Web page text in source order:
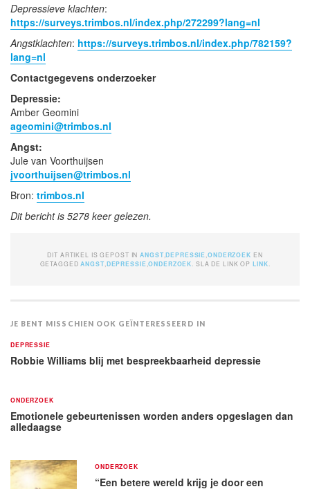
Depressieve klachten:
https://surveys.trimbos.nl/index.php/272299?lang=nl
Angstklachten: https://surveys.trimbos.nl/index.php/782159?
lang=nl
Contactgegevens onderzoeker
Depressie:
Amber Geomini
ageomini@trimbos.nl
Angst:
Jule van Voorthuijsen
jvoorthuijsen@trimbos.nl
Bron: trimbos.nl
Dit bericht is 5278 keer gelezen.
DIT ARTIKEL IS GEPOST INANGST ,DEPRESSIE ,ONDERZOEK EN
GETAGGEDANGST DEPRESSIE ,ONDERZOEK . SLA DE LINK OPLINK
JE BENT MISSCHIEN OOK GEÏNTERESSEERD IN
DEPRESSIE
Robbie Williams blij met bespreekbaarheid depressie
ONDERZOEK
Emotionele gebeurtenissen worden anders opgeslagen dan
alledaagse
ONDERZOEK
“Een betere wereld krijg je door een